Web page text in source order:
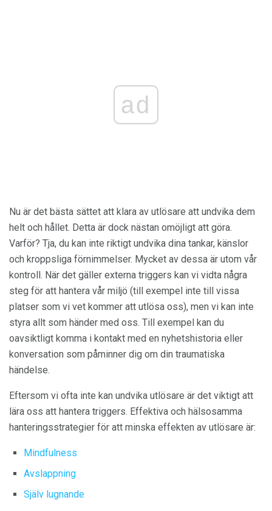
ad
Nu är det bästa sättet att klara av utlösare att undvika dem
helt och hållet. Detta är dock nästan omöjligt att göra.
Varför? Tja, du kan inte riktigt undvika dina tankar, känslor
och kroppsliga förnimmelser. Mycket av dessa är utom vår
kontroll. När det gäller externa triggers kan vi vidta några
steg för att hantera vår miljö (till exempel inte till vissa
platser som vi vet kommer att utlösa oss), men vi kan inte
styra allt som händer med oss. Till exempel kan du
oavsiktligt komma i kontakt med en nyhetshistoria eller
konversation som påminner dig om din traumatiska
händelse.
Eftersom vi ofta inte kan undvika utlösare är det viktigt att
lära oss att hantera triggers. Effektiva och hälsosamma
hanteringsstrategier för att minska effekten av utlösare är:
Mindfulness
Avslappning
Själv lugnande